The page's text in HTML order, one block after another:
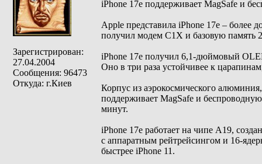
Зарегистрирован:
27.04.2004
Сообщения: 96473
Откуда: г.Киев
iPhone 17e поддерживает MagSafe и
Apple представила iPhone 17e – более
получил модем C1X и базовую
iPhone 17e получил 6,1-дюймовый
Оно в три раза устойчивее к
Корпус из аэрокосмического
поддерживает MagSafe и
минут.
iPhone 17e работает на чипе A19,
с аппаратным рейтрейсингом и 16-
быстрее iPhone 11.